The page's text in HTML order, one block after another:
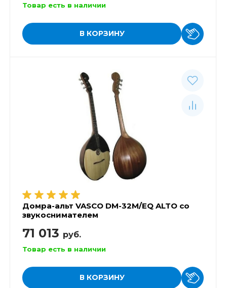
Товар есть в наличии
В КОРЗИНУ
Домра-альт VASCO DM-32M/EQ ALTO со
звукоснимателем
71 013 руб.
Товар есть в наличии
В КОРЗИНУ